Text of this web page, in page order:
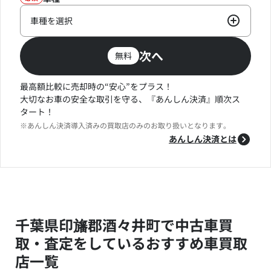
車種を選択
無料 次へ
最高額比較に売却時の“安心”をプラス！
大切なお車の安全な取引を守る、『あんしん決済』順次ス
タート！
※あんしん決済導入済みの買取店のみのお取り扱いとなります。
あんしん決済とは
千葉県印旛郡酒々井町で中古車買
取・査定をしているおすすめ車買取
店一覧